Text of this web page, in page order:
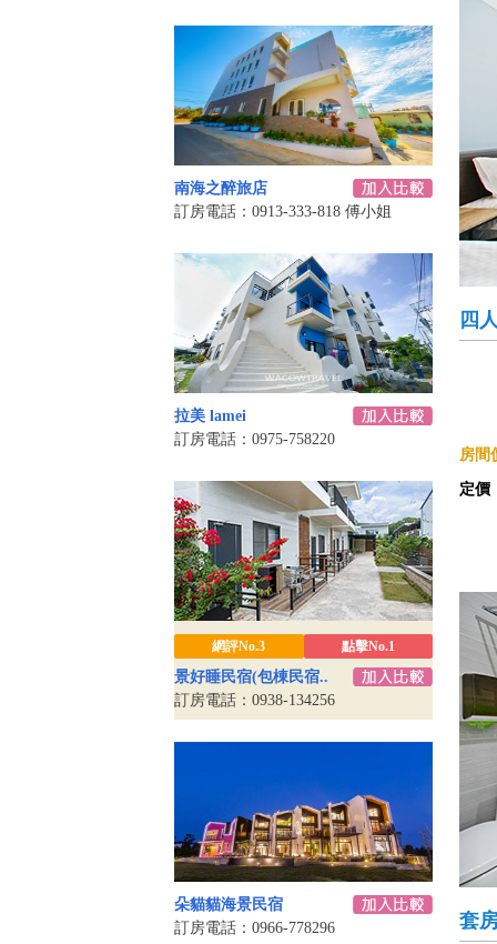
南海之醉旅店
訂房電話：0913-333-818 傅小姐
拉美 lamei
訂房電話：0975-758220
網評No.3 點擊No.1
景好睡民宿(包棟民宿..
訂房電話：0938-134256
朵貓貓海景民宿
訂房電話：0966-778296
四
房間
定價
套